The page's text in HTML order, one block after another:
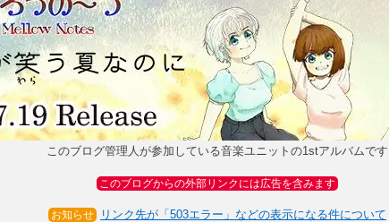
このブログ管理人が参加している音楽ユニットの1stアルバムです
このブログからの外部リンクには広告を含みます
お知らせ リンク先が「503エラー」などの表示になる件について